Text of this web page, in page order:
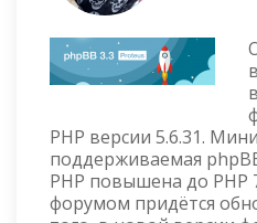
PHP версии 5.6.31.
поддерживаемая
PHP повышена до PHP
форумом придётся